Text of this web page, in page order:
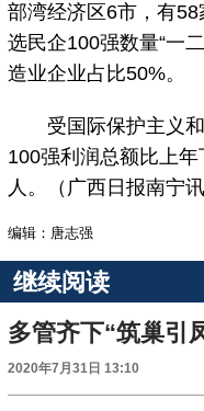
部湾经济区6市，有
选民企100强数量“一
造业企业占比50%。
受国际保护主义和
100强利润总额比上
人。（广西日报南宁
编辑：唐志强
继续阅读
2020年7月31日 13:10